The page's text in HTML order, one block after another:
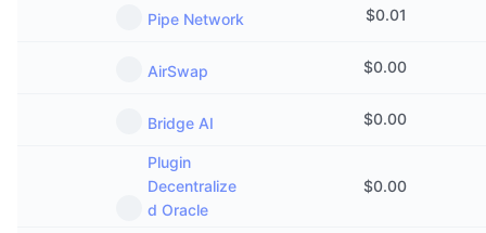
Συνολικά στατιστικά NFT
Προσεχείς πωλήσεις
Ημερολόγιο ICO
Pipe Network $0.01
AirSwap $0.00
Bridge AI $0.00
Plugin
Decentralize
d Oracle
$0.00